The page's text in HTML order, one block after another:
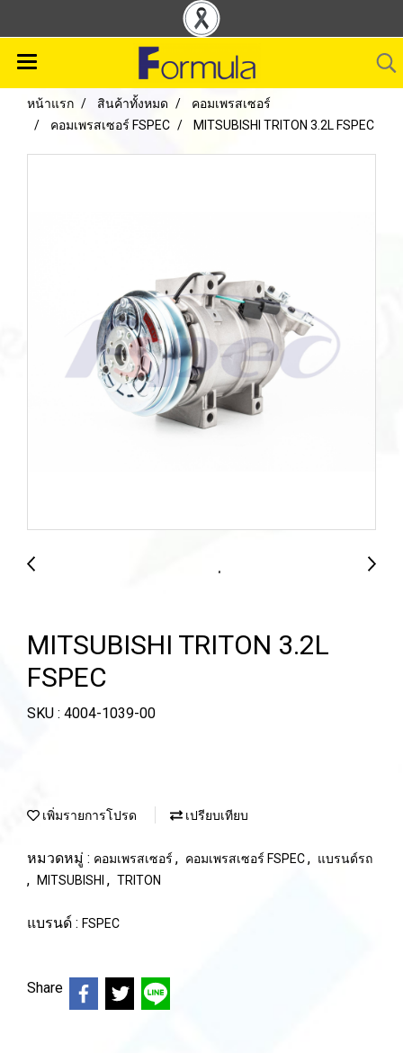
หน้าแรก สินค้าทั้งหมด
คอมเพรสเซอร์
คอมเพรสเซอร์ FSPEC
MITSUBISHI TRITON 3.2L FSPEC
MITSUBISHI TRITON 3.2L
FSPEC
SKU : 4004-1039-00
เพิ่มรายการโปรด เปรียบเทียบ
หมวดหมู่ : คอมเพรสเซอร์ , คอมเพรสเซอร์ FSPEC, แบรนด์รถ
, MITSUBISHI , TRITON
แบรนด์ : FSPEC
Share